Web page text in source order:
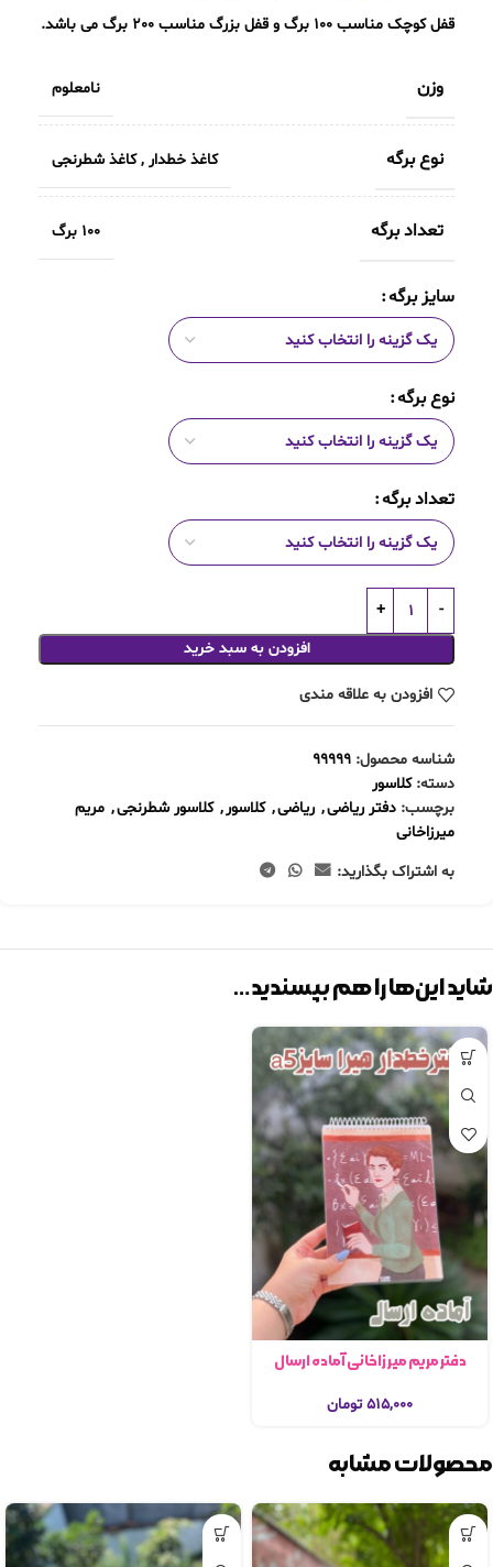
قفل کوچک مناسب 100 برگ و قفل بزرگ مناسب 200 برگ می باشد.
وزن نامعلوم
نوع برگه کاغذ خطدار ,کاغذ شطرنجی
تعداد برگه 100 برگ
سایز برگه
نوع برگه
تعداد برگه
افزودن به سبد خرید
افزودن به علاقه مندی
شناسه محصول: 99999
دسته: کلاسور
برچسب: دفتر ریاضی, ریاضی, کلاسور, کلاسور شطرنجی, مریم
میرزاخانی
به اشتراک بگذارید:
شاید این‌ها را هم بپسندید…
دفتر مریم میرزاخانی آماده ارسال
۵۱۵,۰۰۰ تومان
محصولات مشابه